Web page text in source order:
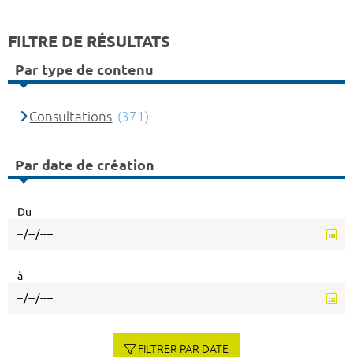
FILTRE DE RÉSULTATS
Par type de contenu
Consultations (371)
Par date de création
Du
à
FILTRER PAR DATE